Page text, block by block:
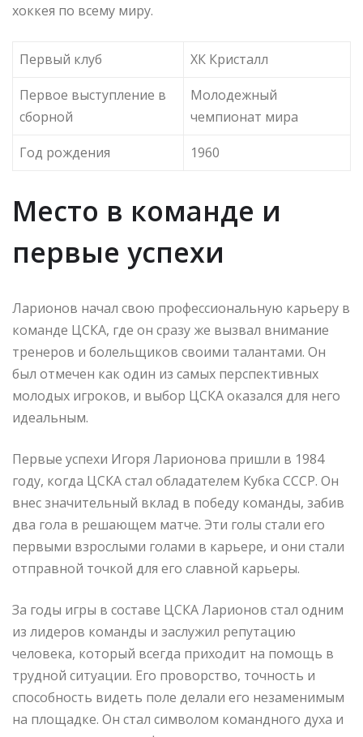
хоккея по всему миру.
Первый клуб
ХК Кристалл
Первое выступление в
сборной
Молодежный
чемпионат мира
Год рождения
1960
Место в команде и
первые успехи
Ларионов начал свою профессиональную карьеру в
команде ЦСКА, где он сразу же вызвал внимание
тренеров и болельщиков своими талантами. Он
был отмечен как один из самых перспективных
молодых игроков, и выбор ЦСКА оказался для него
идеальным.
Первые успехи Игоря Ларионова пришли в 1984
году, когда ЦСКА стал обладателем Кубка СССР. Он
внес значительный вклад в победу команды, забив
два гола в решающем матче. Эти голы стали его
первыми взрослыми голами в карьере, и они стали
отправной точкой для его славной карьеры.
За годы игры в составе ЦСКА Ларионов стал одним
из лидеров команды и заслужил репутацию
человека, который всегда приходит на помощь в
трудной ситуации. Его проворство, точность и
способность видеть поле делали его незаменимым
на площадке. Он стал символом командного духа и